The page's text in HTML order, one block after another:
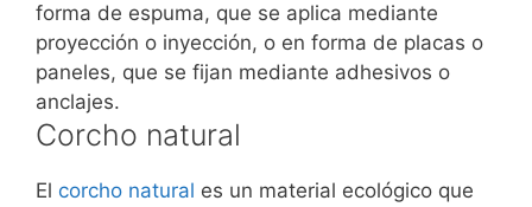
forma de espuma, que se aplica mediante
proyección o inyección, o en forma de placas o
paneles, que se fijan mediante adhesivos o
anclajes.
Corcho natural
El corcho natural es un material ecológico que